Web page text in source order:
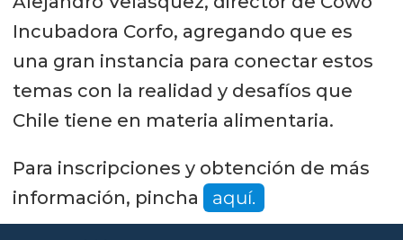
Incubadora Corfo, agregando que es
una gran instancia para conectar estos
temas con la realidad y desafíos que
Chile tiene en materia alimentaria.
Para inscripciones y obtención de más
información, pincha
aquí.